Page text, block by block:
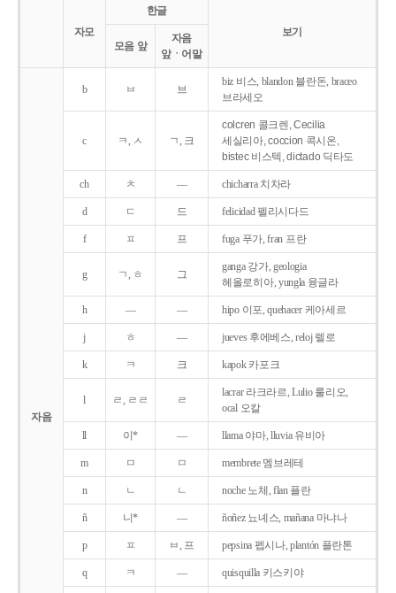
자모
한글
보기
모음 앞
자음
앞ㆍ어말
자음
b ㅂ 브
biz 비스, blandon 블란돈, braceo
브라세오
c ㅋ, ㅅ ㄱ, 크
colcren 콜크렌, Cecilia
세실리아, coccion 콕시온,
bistec 비스텍, dictado 딕타도
ch ㅊ ― chicharra 치차라
d ㄷ 드 felicidad 펠리시다드
f ㅍ 프 fuga 푸가, fran 프란
g ㄱ, ㅎ 그
ganga 강가, geologia
헤올로히아, yungla 융글라
h ― ― hipo 이포, quehacer 케아세르
j ㅎ ― jueves 후에베스, reloj 렐로
k ㅋ 크 kapok 카포크
l ㄹ, ㄹㄹ ㄹ
lacrar 라크라르, Lulio 룰리오,
ocal 오칼
ll 이* ― llama 야마, lluvia 유비아
m ㅁ ㅁ membrete 멤브레테
n ㄴ ㄴ noche 노체, flan 플란
ñ 니* ― ñoñez 뇨녜스, mañana 마냐나
p ㅍ ㅂ, 프 pepsina 펩시나, plantón 플란톤
q ㅋ ― quisquilla 키스키야